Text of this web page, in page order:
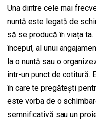
Una dintre cele mai
nuntă este legată de
să se producă în viața
început, al unui
la o nuntă sau o
într-un punct de cotitură.
în care te pregătești
este vorba de o
semnificativă sau un